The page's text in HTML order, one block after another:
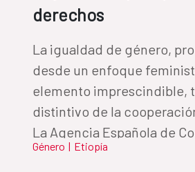
derechos
La igualdad de género,
desde un enfoque
elemento imprescindible,
distintivo de la
La Agencia Española de
impulsa en todo el mundo
Género | Etiopía